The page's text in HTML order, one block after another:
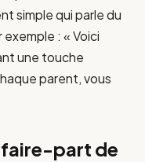
simple qui parle du
: « Voici
une touche
parent, vous
faire-part de